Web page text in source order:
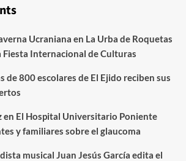
Ucraniana en La Urba de Roquetas
Fiesta Internacional de Culturas
de 800 escolares de El Ejido reciben sus
en El Hospital Universitario Poniente
y familiares sobre el glaucoma
musical Juan Jesús García edita el